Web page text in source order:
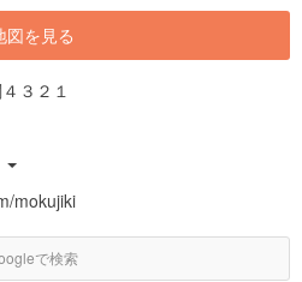
図を見る
３２１
mokujiki
で検索